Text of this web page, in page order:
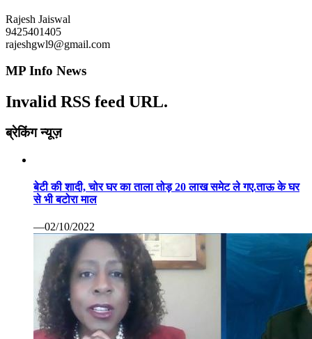
Rajesh Jaiswal
9425401405
rajeshgwl9@gmail.com
MP Info News
Invalid RSS feed URL.
ब्रेकिंग न्यूज़
बेटी की शादी, चोर घर का ताला तोड़ 20 लाख समेट ले गए.ताऊ के घर
से भी बटोरा माल
—02/10/2022